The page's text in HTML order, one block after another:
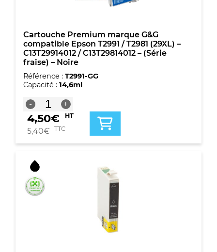
Cyan
Cartouche Premium marque G&G
compatible Epson T2991 / T2981 (29XL) –
C13T29914012 / C13T29814012 – (Série
fraise) – Noire
Référence : T2991-GG
Capacité : 14,6ml
-
quantité
de
Cartouche
Premium
G&G
Epson
T2991
/
T2981
+
4,50€ HT
5,40€ TTC